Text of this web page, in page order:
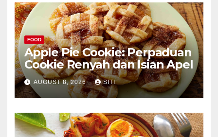
FOOD
Apple Pie Cookie: Perpaduan
Cookie Renyah dan Isian Apel
AUGUST 8, 2026 SITI